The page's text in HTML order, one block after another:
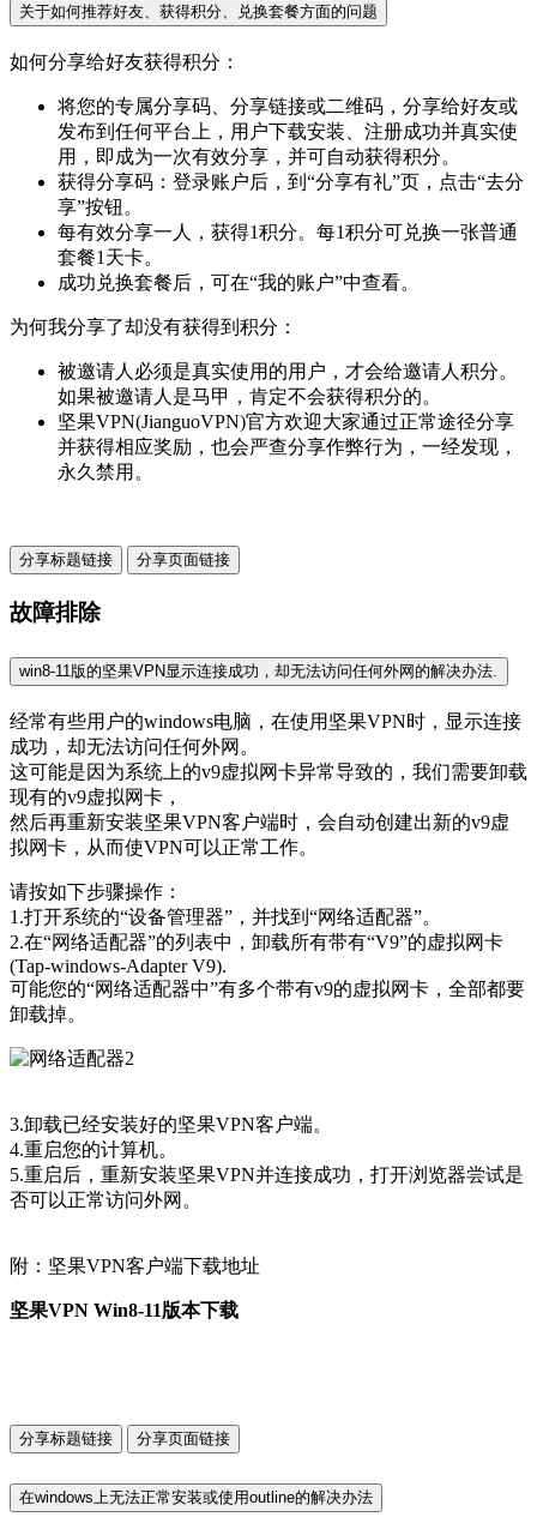
关于如何推荐好友、获得积分、兑换套餐方面的问题
如何分享给好友获得积分：
将您的专属分享码、分享链接或二维码，分享给好友或
发布到任何平台上，用户下载安装、注册成功并真实使
用，即成为一次有效分享，并可自动获得积分。
获得分享码：登录账户后，到“分享有礼”页，点击“去分
享”按钮。
每有效分享一人，获得1积分。每1积分可兑换一张普通
套餐1天卡。
成功兑换套餐后，可在“我的账户”中查看。
为何我分享了却没有获得到积分：
被邀请人必须是真实使用的用户，才会给邀请人积分。
如果被邀请人是马甲，肯定不会获得积分的。
坚果VPN(JianguoVPN)官方欢迎大家通过正常途径分享
并获得相应奖励，也会严查分享作弊行为，一经发现，
永久禁用。
分享标题链接 分享页面链接
故障排除
win8-11版的坚果VPN显示连接成功，却无法访问任何外网的解决办法.
经常有些用户的windows电脑，在使用坚果VPN时，显示连接
成功，却无法访问任何外网。
这可能是因为系统上的v9虚拟网卡异常导致的，我们需要卸载
现有的v9虚拟网卡，
然后再重新安装坚果VPN客户端时，会自动创建出新的v9虚
拟网卡，从而使VPN可以正常工作。
请按如下步骤操作：
1.打开系统的“设备管理器”，并找到“网络适配器”。
2.在“网络适配器”的列表中，卸载所有带有“V9”的虚拟网卡
(Tap-windows-Adapter V9).
可能您的“网络适配器中”有多个带有v9的虚拟网卡，全部都要
卸载掉。
3.卸载已经安装好的坚果VPN客户端。
4.重启您的计算机。
5.重启后，重新安装坚果VPN并连接成功，打开浏览器尝试是
否可以正常访问外网。
附：坚果VPN客户端下载地址
坚果VPN Win8-11版本下载
分享标题链接 分享页面链接
在windows上无法正常安装或使用outline的解决办法